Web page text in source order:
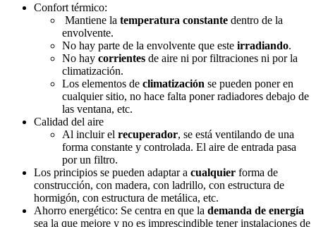
Confort térmico:
Mantiene la temperatura constante dentro de la
envolvente.
No hay parte de la envolvente que este irradiando.
No hay corrientes de aire ni por filtraciones ni por la
climatización.
Los elementos de climatización se pueden poner en
cualquier sitio, no hace falta poner radiadores debajo de
las ventana, etc.
Calidad del aire
Al incluir el recuperador, se está ventilando de una
forma constante y controlada. El aire de entrada pasa
por un filtro.
Los principios se pueden adaptar a cualquier forma de
construcción, con madera, con ladrillo, con estructura de
hormigón, con estructura de metálica, etc.
Ahorro energético: Se centra en que la demanda de energía
sea la que mejore y no es imprescindible tener instalaciones de